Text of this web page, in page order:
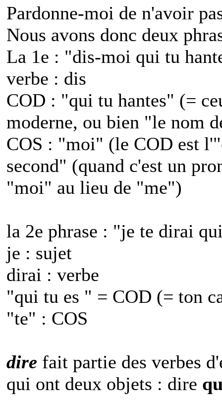
Pardonne-moi de n'avoir
Nous avons donc deux
La 1e : "dis-moi qui tu
verbe : dis
COD : "qui tu hantes" (=
moderne, ou bien "le nom
COS : "moi" (le COD est
second" (quand c'est un
"moi" au lieu de "me")
la 2e phrase : "je te dirai
je : sujet
dirai : verbe
"qui tu es " = COD (= ton
"te" : COS
dire fait partie des verbes
qui ont deux objets : dire